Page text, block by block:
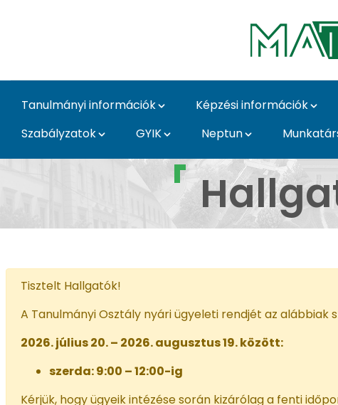
Tanulmányi információk Képzési információk
Szabályzatok
GYIK Neptun
Hallgatói félfogadás a
Tisztelt Hallgatók!
A Tanulmányi Osztály nyári ügyeleti rendjét az alábbiak
2026. július 20. – 2026. augusztus 19. között:
szerda: 9:00 – 12:00-ig
Kérjük, hogy ügyeik intézése során kizárólag a fenti